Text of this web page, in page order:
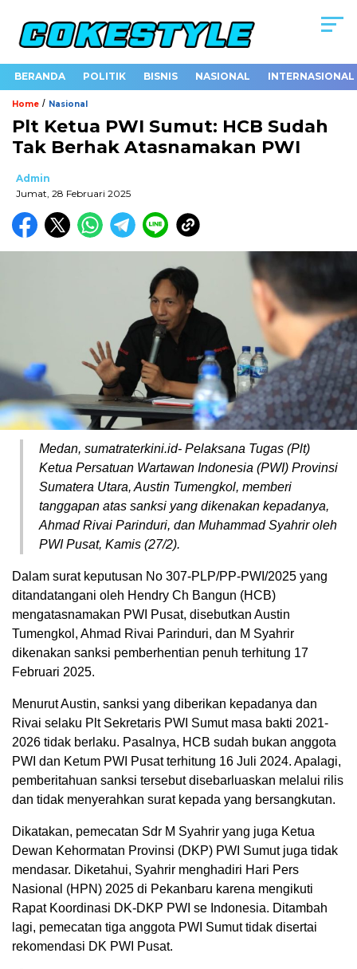
BERANDA POLITIK BISNIS NASIONAL INTERNASIONAL
Home / Nasional
Plt Ketua PWI Sumut: HCB Sudah
Tak Berhak Atasnamakan PWI
Admin
Jumat, 28 Februari 2025
Medan, sumatraterkini.id- Pelaksana Tugas (Plt)
Ketua Persatuan Wartawan Indonesia (PWI) Provinsi
Sumatera Utara, Austin Tumengkol, memberi
tanggapan atas sanksi yang dikenakan kepadanya,
Ahmad Rivai Parinduri, dan Muhammad Syahrir oleh
PWI Pusat, Kamis (27/2).
Dalam surat keputusan No 307-PLP/PP-PWI/2025 yang
ditandatangani oleh Hendry Ch Bangun (HCB)
mengatasnamakan PWI Pusat, disebutkan Austin
Tumengkol, Ahmad Rivai Parinduri, dan M Syahrir
dikenakan sanksi pemberhentian penuh terhitung 17
Februari 2025.
Menurut Austin, sanksi yang diberikan kepadanya dan
Rivai selaku Plt Sekretaris PWI Sumut masa bakti 2021-
2026 tidak berlaku. Pasalnya, HCB sudah bukan anggota
PWI dan Ketum PWI Pusat terhitung 16 Juli 2024. Apalagi,
pemberitahuan sanksi tersebut disebarluaskan melalui rilis
dan tidak menyerahkan surat kepada yang bersangkutan.
Dikatakan, pemecatan Sdr M Syahrir yang juga Ketua
Dewan Kehormatan Provinsi (DKP) PWI Sumut juga tidak
mendasar. Diketahui, Syahrir menghadiri Hari Pers
Nasional (HPN) 2025 di Pekanbaru karena mengikuti
Rapat Koordinasi DK-DKP PWI se Indonesia. Ditambah
lagi, pemecatan tiga anggota PWI Sumut tidak disertai
rekomendasi DK PWI Pusat.